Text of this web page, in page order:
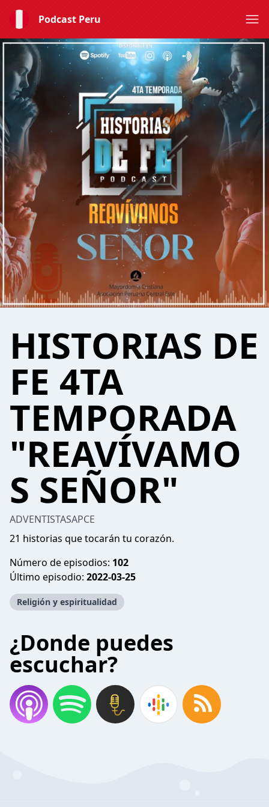
Podcast Peru
HISTORIAS DE
FE 4TA
TEMPORADA
"REAVÍVAMO
S SEÑOR"
ADVENTISTASAPCE
21 historias que tocarán tu corazón.
Número de episodios: 102
Último episodio: 2022-03-25
Religión y espiritualidad
¿Donde puedes
escuchar?